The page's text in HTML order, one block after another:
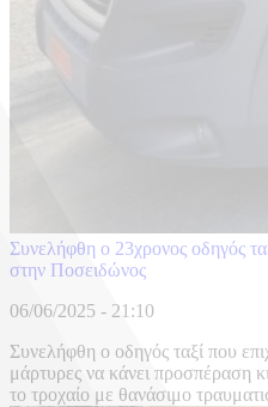
Συνελήφθη ο 23χρονος οδηγός
στην Ποσειδώνος
06/06/2025 - 21:10
Συνελήφθη ο οδηγός ταξί που
μάρτυρες να κάνει προσπέραση
το τροχαίο με θανάσιμο